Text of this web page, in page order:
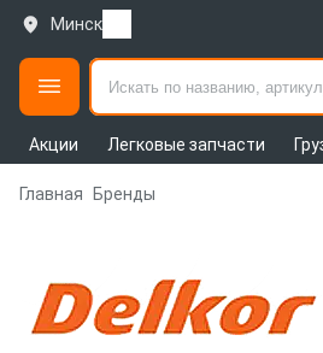
Минск
Акции Легковые запчасти
Главная Бренды